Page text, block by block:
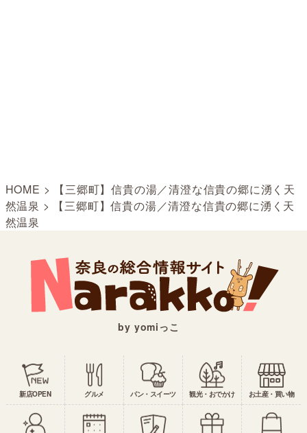
HOME >
【三郷町】信貴の湯／清澄な信貴の郷に湧く天
然温泉 >
【三郷町】信貴の湯／清澄な信貴の郷に湧く天
然温泉
by yomiっこ
新店OPEN グルメ パン・スイーツ 観光・おでかけ お土産・買い物